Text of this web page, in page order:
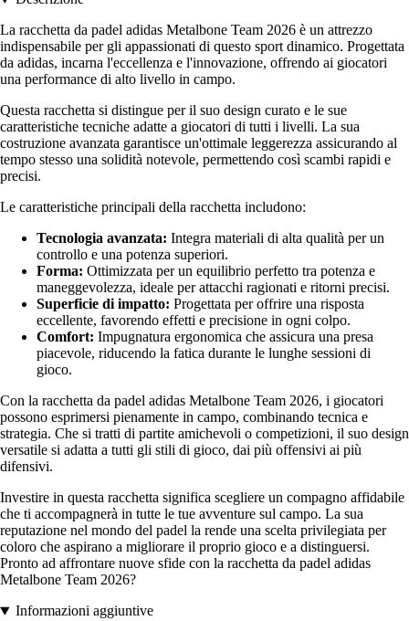
La racchetta da padel adidas Metalbone Team 2026 è un attrezzo
indispensabile per gli appassionati di questo sport dinamico. Progettata
da adidas, incarna l'eccellenza e l'innovazione, offrendo ai giocatori
una performance di alto livello in campo.
Questa racchetta si distingue per il suo design curato e le sue
caratteristiche tecniche adatte a giocatori di tutti i livelli. La sua
costruzione avanzata garantisce un'ottimale leggerezza assicurando al
tempo stesso una solidità notevole, permettendo così scambi rapidi e
precisi.
Le caratteristiche principali della racchetta includono:
Tecnologia avanzata: Integra materiali di alta qualità per un
controllo e una potenza superiori.
Forma: Ottimizzata per un equilibrio perfetto tra potenza e
maneggevolezza, ideale per attacchi ragionati e ritorni precisi.
Superficie di impatto: Progettata per offrire una risposta
eccellente, favorendo effetti e precisione in ogni colpo.
Comfort: Impugnatura ergonomica che assicura una presa
piacevole, riducendo la fatica durante le lunghe sessioni di
gioco.
Con la racchetta da padel adidas Metalbone Team 2026, i giocatori
possono esprimersi pienamente in campo, combinando tecnica e
strategia. Che si tratti di partite amichevoli o competizioni, il suo design
versatile si adatta a tutti gli stili di gioco, dai più offensivi ai più
difensivi.
Investire in questa racchetta significa scegliere un compagno affidabile
che ti accompagnerà in tutte le tue avventure sul campo. La sua
reputazione nel mondo del padel la rende una scelta privilegiata per
coloro che aspirano a migliorare il proprio gioco e a distinguersi.
Pronto ad affrontare nuove sfide con la racchetta da padel adidas
Metalbone Team 2026?
Informazioni aggiuntive